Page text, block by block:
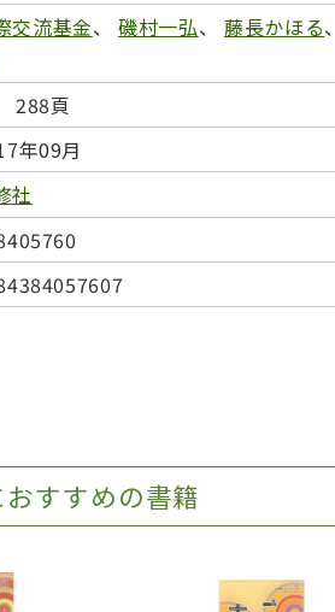
定期刊行物
交流基金、磯村一弘、 藤長かほる
288頁
年09月
社
すすめの書籍